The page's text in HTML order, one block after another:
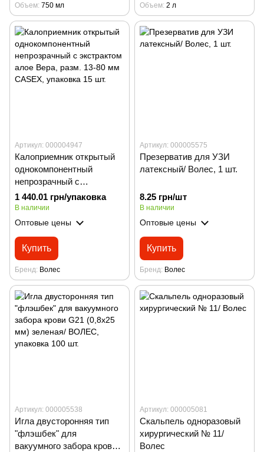
Объем 750 мл
Объем 2 л
Артикул: 000004947
Калоприемник открытый
однокомпонентный
непрозрачный с
экстрактом алое Вера,
разм. 13-80 мм CASEX,
упаковка 15 шт.
1 440.01 грн/упаковка
В наличии
Оптовые цены
Купить
Бренд Волес
Артикул: 000005575
Презерватив для УЗИ
латексный/ Волес, 1 шт.
8.25 грн/шт
В наличии
Оптовые цены
Купить
Бренд Волес
Артикул: 000005538
Игла двусторонняя тип
"флэшбек" для
вакуумного забора крови
Артикул: 000005081
Скальпель одноразовый
хирургический № 11/
Волес